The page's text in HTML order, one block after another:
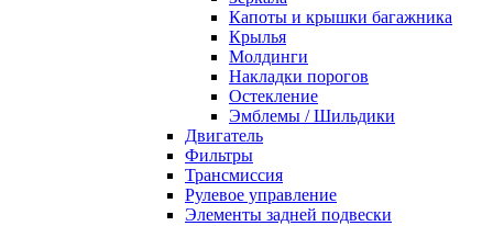
Капоты и крышки багажника
Крылья
Молдинги
Накладки порогов
Остекление
Эмблемы / Шильдики
Двигатель
Фильтры
Трансмиссия
Рулевое управление
Элементы задней подвески